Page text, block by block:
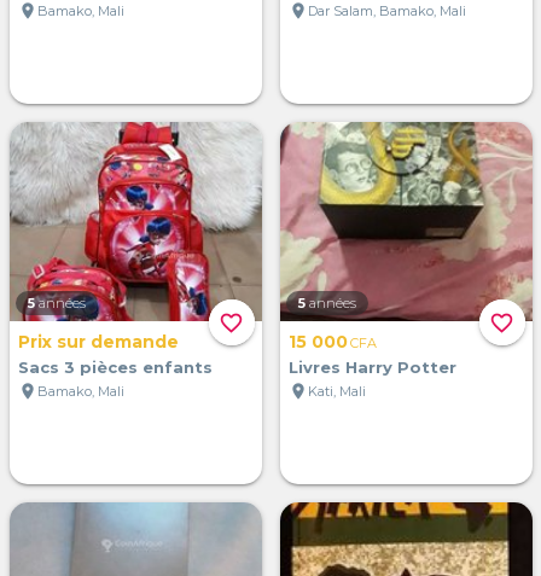
location_on Bamako, Mali
location_on Dar Salam, Bamako, Mali
favorite_border
5 années
Prix sur demande
Sacs 3 pièces enfants
location_on Bamako, Mali
favorite_border
5 années
15 000CFA
Livres Harry Potter
location_on Kati, Mali